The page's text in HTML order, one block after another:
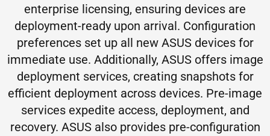
enterprise licensing, ensuring devices are
deployment-ready upon arrival. Configuration
preferences set up all new ASUS devices for
immediate use. Additionally, ASUS offers image
deployment services, creating snapshots for
efficient deployment across devices. Pre-image
services expedite access, deployment, and
recovery. ASUS also provides pre-configuration